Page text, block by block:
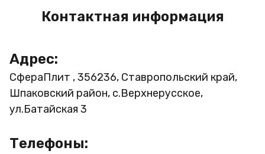
Контактная информация
Адрес:
СфераПлит , 356236, Ставропольский край,
Шпаковский район, с.Верхнерусское,
ул.Батайская 3
Телефоны: